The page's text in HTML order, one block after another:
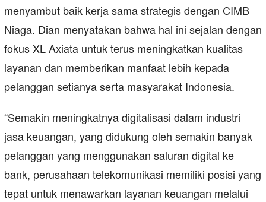
menyambut baik kerja sama strategis dengan CIMB
Niaga. Dian menyatakan bahwa hal ini sejalan dengan
fokus XL Axiata untuk terus meningkatkan kualitas
layanan dan memberikan manfaat lebih kepada
pelanggan setianya serta masyarakat Indonesia.
“Semakin meningkatnya digitalisasi dalam industri
jasa keuangan, yang didukung oleh semakin banyak
pelanggan yang menggunakan saluran digital ke
bank, perusahaan telekomunikasi memiliki posisi yang
tepat untuk menawarkan layanan keuangan melalui